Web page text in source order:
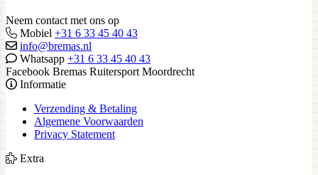
Neem contact met ons op
Mobiel +31 6 33 45 40 43
info@bremas.nl
Whatsapp +31 6 33 45 40 43
Facebook Bremas Ruitersport Moordrecht
Informatie
Verzending & Betaling
Algemene Voorwaarden
Privacy Statement
Extra